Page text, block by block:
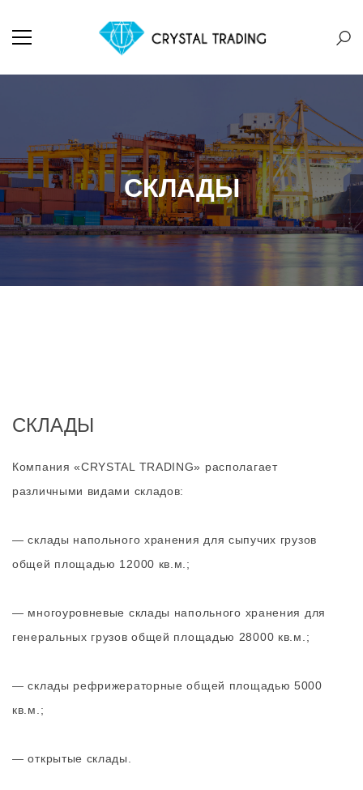
СКЛАДЫ
СКЛАДЫ
Компания «CRYSTAL TRADING» располагает
различными видами складов:
— склады напольного хранения для сыпучих грузов
общей площадью 12000 кв.м.;
— многоуровневые склады напольного хранения для
генеральных грузов общей площадью 28000 кв.м.;
— склады рефрижераторные общей площадью 5000
кв.м.;
— открытые склады.